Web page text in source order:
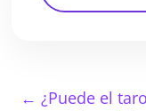
← ¿Puede el